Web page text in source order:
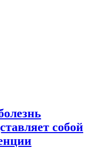
собой